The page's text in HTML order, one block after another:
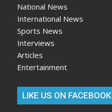
National News
International News
Sports News
Interviews
Articles
Entertainment
LIKE US ON FACEBOOK